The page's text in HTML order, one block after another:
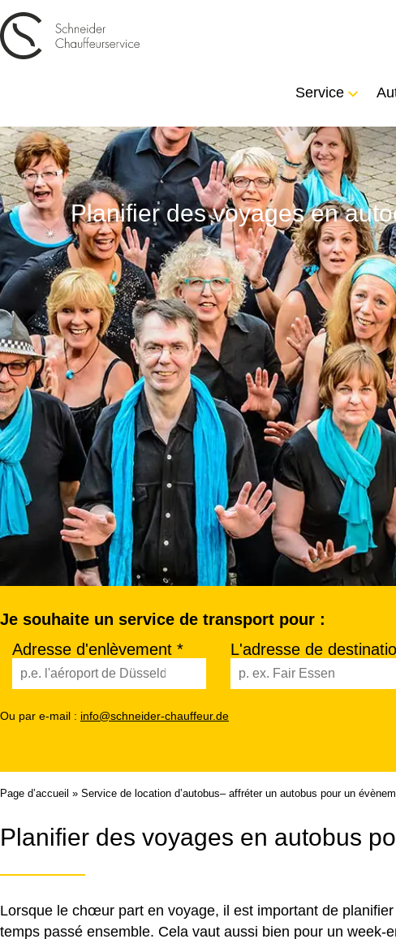
Service
Planifier des voyages en
Je souhaite un service de transport pour :
Adresse d'enlèvement *
L'adresse de
Ou par e-mail : info@schneider-chauffeur.de
Page d’accueil » Service de location d’autobus– affréter un autobus pour un
Planifier des voyages en autobus
Lorsque le chœur part en voyage, il est important de
temps passé ensemble. Cela vaut aussi bien pour un